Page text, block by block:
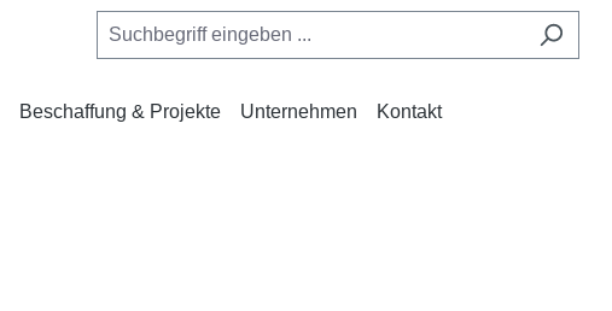
Beschaffung & Projekte Unternehmen Kontakt